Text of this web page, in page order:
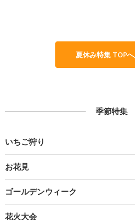
夏休み特集 TOP
季節特集
いちご狩り
お花見
ゴールデンウィーク
花火大会